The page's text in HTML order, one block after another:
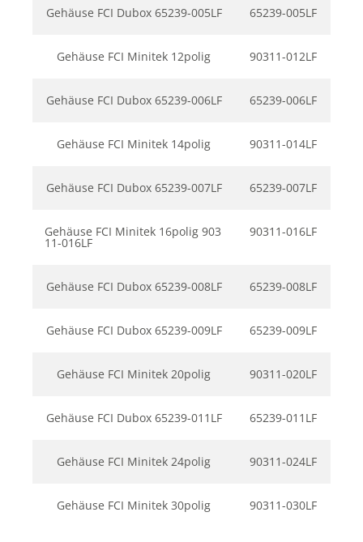
Gehäuse FCI Dubox 65239-005LF 65239-005LF
Gehäuse FCI Minitek 12polig 90311-012LF
Gehäuse FCI Dubox 65239-006LF 65239-006LF
Gehäuse FCI Minitek 14polig 90311-014LF
Gehäuse FCI Dubox 65239-007LF 65239-007LF
Gehäuse FCI Minitek 16polig 903
11-016LF
90311-016LF
Gehäuse FCI Dubox 65239-008LF 65239-008LF
Gehäuse FCI Dubox 65239-009LF 65239-009LF
Gehäuse FCI Minitek 20polig 90311-020LF
Gehäuse FCI Dubox 65239-011LF 65239-011LF
Gehäuse FCI Minitek 24polig 90311-024LF
Gehäuse FCI Minitek 30polig 90311-030LF